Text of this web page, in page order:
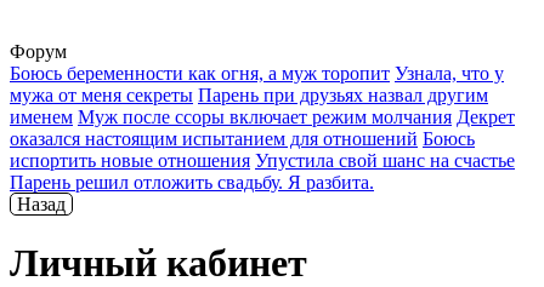
Форум
Боюсь беременности как огня, а муж торопит Узнала, что у
мужа от меня секреты Парень при друзьях назвал другим
именем Муж после ссоры включает режим молчания Декрет
оказался настоящим испытанием для отношений Боюсь
испортить новые отношения Упустила свой шанс на счастье
Парень решил отложить свадьбу. Я разбита.
Назад
Личный кабинет